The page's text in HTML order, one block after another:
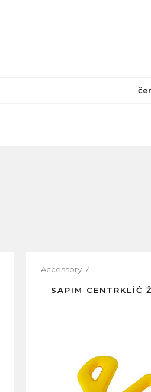
Accessory17
SAPIM CENTRKLÍČ